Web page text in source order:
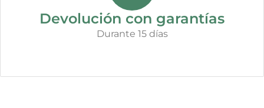
Devolución con garantías
Durante 15 días